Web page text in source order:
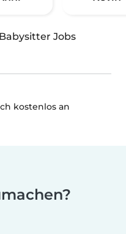
Babysitter Jobs
kostenlos an